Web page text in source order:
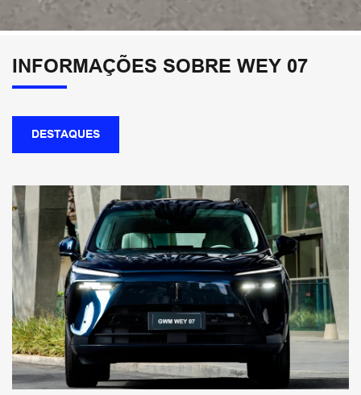
INFORMAÇÕES SOBRE WEY 07
DESTAQUES